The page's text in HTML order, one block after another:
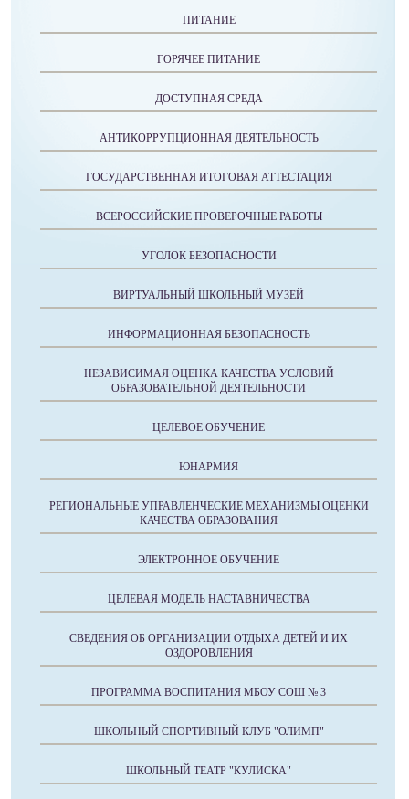
ПИТАНИЕ
ГОРЯЧЕЕ ПИТАНИЕ
ДОСТУПНАЯ СРЕДА
АНТИКОРРУПЦИОННАЯ ДЕЯТЕЛЬНОСТЬ
ГОСУДАРСТВЕННАЯ ИТОГОВАЯ АТТЕСТАЦИЯ
ВСЕРОССИЙСКИЕ ПРОВЕРОЧНЫЕ РАБОТЫ
УГОЛОК БЕЗОПАСНОСТИ
ВИРТУАЛЬНЫЙ ШКОЛЬНЫЙ МУЗЕЙ
ИНФОРМАЦИОННАЯ БЕЗОПАСНОСТЬ
НЕЗАВИСИМАЯ ОЦЕНКА КАЧЕСТВА УСЛОВИЙ
ОБРАЗОВАТЕЛЬНОЙ ДЕЯТЕЛЬНОСТИ
ЦЕЛЕВОЕ ОБУЧЕНИЕ
ЮНАРМИЯ
РЕГИОНАЛЬНЫЕ УПРАВЛЕНЧЕСКИЕ МЕХАНИЗМЫ ОЦЕНКИ
КАЧЕСТВА ОБРАЗОВАНИЯ
ЭЛЕКТРОННОЕ ОБУЧЕНИЕ
ЦЕЛЕВАЯ МОДЕЛЬ НАСТАВНИЧЕСТВА
СВЕДЕНИЯ ОБ ОРГАНИЗАЦИИ ОТДЫХА ДЕТЕЙ И ИХ
ОЗДОРОВЛЕНИЯ
ПРОГРАММА ВОСПИТАНИЯ МБОУ СОШ № 3
ШКОЛЬНЫЙ СПОРТИВНЫЙ КЛУБ "ОЛИМП"
ШКОЛЬНЫЙ ТЕАТР "КУЛИСКА"